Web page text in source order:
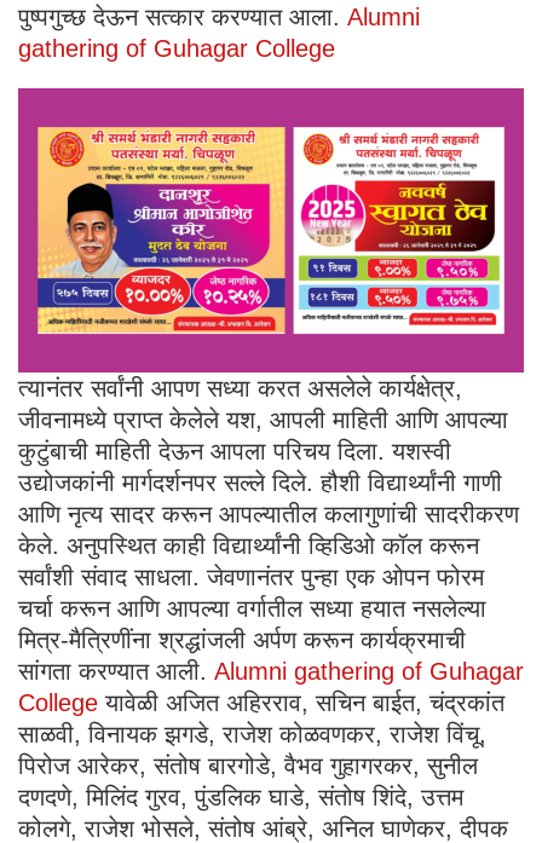
पुष्पगुच्छ देऊन सत्कार करण्यात आला. Alumni
gathering of Guhagar College
त्यानंतर सर्वांनी आपण सध्या करत असलेले कार्यक्षेत्र,
जीवनामध्ये प्राप्त केलेले यश, आपली माहिती आणि आपल्या
कुटुंबाची माहिती देऊन आपला परिचय दिला. यशस्वी
उद्योजकांनी मार्गदर्शनपर सल्ले दिले. हौशी विद्यार्थ्यांनी गाणी
आणि नृत्य सादर करून आपल्यातील कलागुणांची सादरीकरण
केले. अनुपस्थित काही विद्यार्थ्यांनी व्हिडिओ कॉल करून
सर्वांशी संवाद साधला. जेवणानंतर पुन्हा एक ओपन फोरम
चर्चा करून आणि आपल्या वर्गातील सध्या हयात नसलेल्या
मित्र-मैत्रिणींना श्रद्धांजली अर्पण करून कार्यक्रमाची
सांगता करण्यात आली. Alumni gathering of Guhagar
College यावेळी अजित अहिरराव, सचिन बाईत, चंद्रकांत
साळवी, विनायक झगडे, राजेश कोळवणकर, राजेश विंचू,
पिरोज आरेकर, संतोष बारगोडे, वैभव गुहागरकर, सुनील
दणदणे, मिलिंद गुरव, पुंडलिक घाडे, संतोष शिंदे, उत्तम
कोलगे, राजेश भोसले, संतोष आंब्रे, अनिल घाणेकर, दीपक